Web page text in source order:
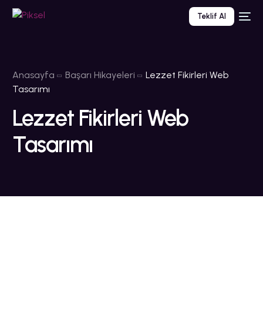
Teklif Al
Anasayfa Başarı Hikayeleri
Lezzet Fikirleri Web
Tasarımı
Lezzet Fikirleri Web
Tasarımı